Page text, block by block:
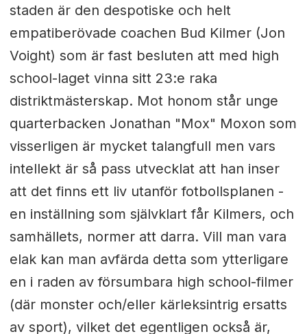
staden är den despotiske och helt
empatiberövade coachen Bud Kilmer (Jon
Voight) som är fast besluten att med high
school-laget vinna sitt 23:e raka
distriktmästerskap. Mot honom står unge
quarterbacken Jonathan "Mox" Moxon som
visserligen är mycket talangfull men vars
intellekt är så pass utvecklat att han inser
att det finns ett liv utanför fotbollsplanen -
en inställning som självklart får Kilmers, och
samhällets, normer att darra. Vill man vara
elak kan man avfärda detta som ytterligare
en i raden av försumbara high school-filmer
(där monster och/eller kärleksintrig ersatts
av sport), vilket det egentligen också är,